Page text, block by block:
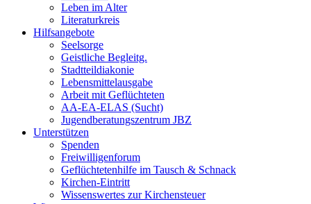
Leben im Alter
Literaturkreis
Hilfsangebote
Seelsorge
Geistliche Begleitg.
Stadtteildiakonie
Lebensmittelausgabe
Arbeit mit Geflüchteten
AA-EA-ELAS (Sucht)
Jugendberatungs­zentrum JBZ
Unterstützen
Spenden
Freiwilligenforum
Geflüchtetenhilfe im Tausch & Schnack
Kirchen-Eintritt
Wissenswertes zur Kirchensteuer